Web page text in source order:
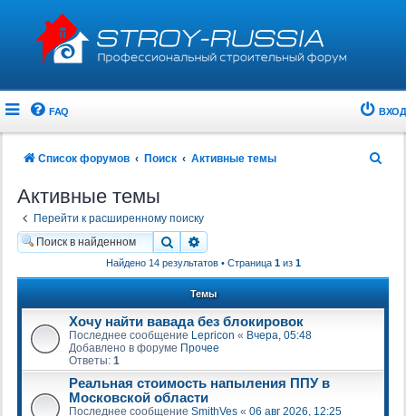
FAQ ВХОД
Список форумов Поиск Активные темы
Активные темы
Перейти к расширенному поиску
Поиск
Найдено 14 результатов • Страница 1из 1
Темы
Хочу найти вавада без блокировок
Последнее сообщение Lepricon « Вчера, 05:48
Добавлено в форуме Прочее
Ответы: 1
Реальная стоимость напыления ППУ в
Московской области
Последнее сообщение SmithVes « 06 авг 2026, 12:25